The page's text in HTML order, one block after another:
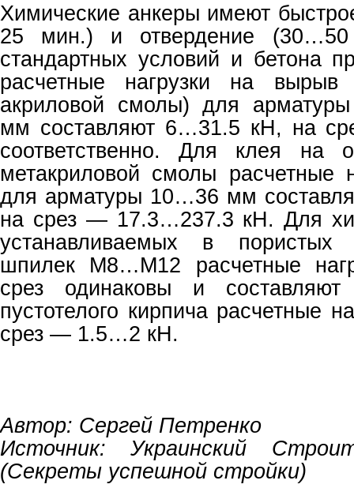
Химические анкеры имеют
25 мин.) и отвердение
стандартных условий и бетона
расчетные нагрузки на
акриловой смолы) для
мм составляют 6…31.5 кН, на
соответственно. Для клея на
метакриловой смолы расчетные
для арматуры 10…36 мм
на срез — 17.3…237.3 кН. Для
устанавливаемых в пористых
шпилек М8…М12 расчетные
срез одинаковы и
пустотелого кирпича расчетные
срез — 1.5…2 кН.
Автор: Сергей Петренко
Источник: Украинский
(Секреты успешной стройки)